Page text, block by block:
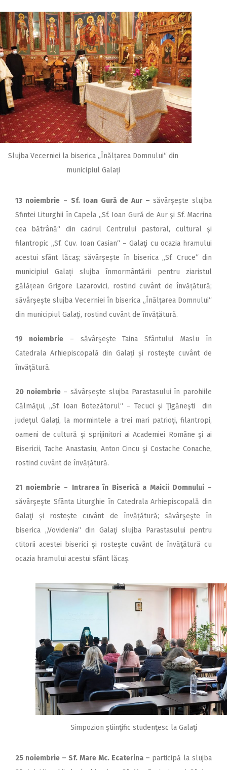
Slujba Vecerniei la biserica „Înălțarea Domnului“ din
municipiul Galați
13 noiembrie– Sf. Ioan Gură de Aur –săvârșește slujba
Sfintei Liturghii în Capela ,,Sf. Ioan Gură de Aur şi Sf. Macrina
cea bătrână“ din cadrul Centrului pastoral, cultural şi
filantropic „Sf. Cuv. Ioan Casian“ – Galaţi cu ocazia hramului
acestui sfânt lăcaş; săvârșește în biserica „Sf. Cruce“ din
municipiul Galați slujba înmormântării pentru ziaristul
gălățean Grigore Lazarovici, rostind cuvânt de învățătură;
săvârșește slujba Vecerniei în biserica „Înălțarea Domnului“
din municipiul Galați, rostind cuvânt de învățătură.
19 noiembrie– săvârşeşte Taina Sfântului Maslu în
Catedrala Arhiepiscopală din Galați și rostește cuvânt de
învățătură.
20 noiembrie– săvârșește slujba Parastasului în parohiile
Călmăţui, „Sf. Ioan Botezătorul“ – Tecuci şi Ţigăneşti din
județul Galați, la mormintele a trei mari patrioţi, filantropi,
oameni de cultură şi sprijinitori ai Academiei Române şi ai
Bisericii, Tache Anastasiu, Anton Cincu şi Costache Conache,
rostind cuvânt de învățătură.
21 noiembrie– Intrarea în Biserică a Maicii Domnului –
săvârşeşte Sfânta Liturghie în Catedrala Arhiepiscopală din
Galaţi și rostește cuvânt de învățătură; săvârşeşte în
biserica „Vovidenia“ din Galaţi slujba Parastasului pentru
ctitorii acestei biserici și rostește cuvânt de învăţătură cu
ocazia hramului acestui sfânt lăcaș.
Simpozion ştiinţific studenţesc la Galaţi
25 noiembrie – Sf. Mare Mc. Ecaterina – participă la slujba